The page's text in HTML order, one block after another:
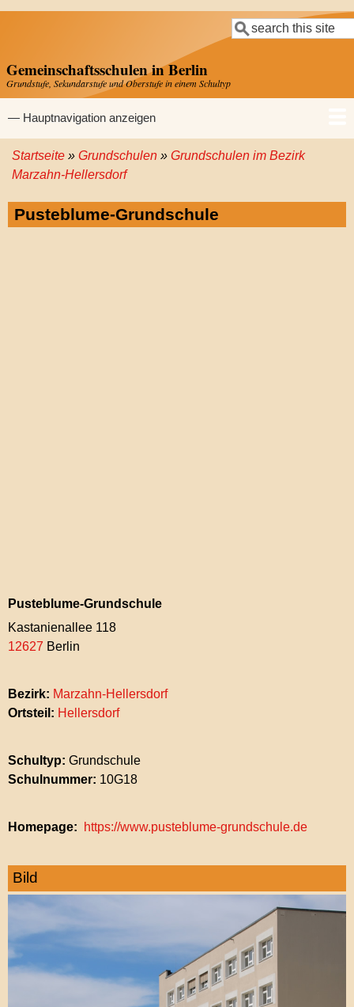
Suche
Gemeinschaftsschulen in Berlin
Grundstufe, Sekundarstufe und Oberstufe in einem Schultyp
Hauptnavigation
— Hauptnavigation anzeigen
Startseite
Gemeinschaftsschulen
Grundschulen
Sekundarschulen
Gymnasien
Pfadnavigation
Startseite Grundschulen
Grundschulen im Bezirk
Marzahn-Hellersdorf
Pusteblume-Grundschule
Pusteblume-Grundschule
Kastanienallee 118
12627 Berlin
Bezirk: Marzahn-Hellersdorf
Ortsteil: Hellersdorf
Schultyp: Grundschule
Schulnummer: 10G18
Homepage https://www.pusteblume-grundschule.de
Bild